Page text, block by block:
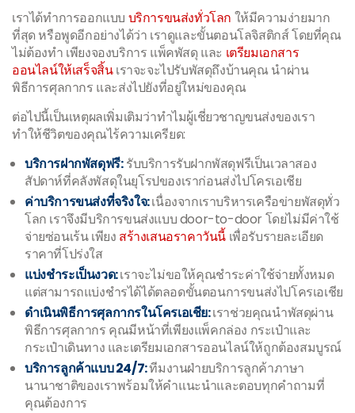
เราได้ทำการออกแบบ บริการขนส่งทั่วโลก ให้มีความง่ายมาก
ที่สุด หรือพูดอีกอย่างได้ว่า เราดูและขั้นตอนโลจิสติกส์ โดยที่คุณ
ไม่ต้องทำ เพียงจองบริการ แพ็คพัสดุ และ เตรียมเอกสาร
ออนไลน์ให้เสร็จสิ้นเราจะจะไปรับพัสดุถึงบ้านคุณ นำผ่าน
พิธีการศุลกากร และส่งไปยังที่อยู่ใหม่ของคุณ
ต่อไปนี้เป็นเหตุผลเพิ่มเติมว่าทำไมผู้เชี่ยวชาญขนส่งของเรา
ทำให้ชีวิตของคุณไร้ความเครียด:
บริการฝากพัสดุฟรี:รับบริการรับฝากพัสดุฟรีเป็นเวลาสอง
สัปดาห์ที่คลังพัสดุในยุโรปของเราก่อนส่งไปโครเอเชีย
ค่าบริการขนส่งที่จริงใจ:เนื่องจากเราบริหารเครือข่ายพัสดุทั่ว
โลก เราจึงมีบริการขนส่งแบบ door-to-door โดยไม่มีค่าใช้
จ่ายซ่อนเร้น เพียง สร้างเสนอราคาวันนี้ เพื่อรับรายละเอียด
ราคาที่โปร่งใส
แบ่งชำระเป็นงวด:เราจะไม่ขอให้คุณชำระค่าใช้จ่ายทั้งหมด
แต่สามารถแบ่งชำรได้ได้ตลอดขั้นตอนการขนส่งไปโครเอเชีย
ดำเนินพิธีการศุลกากรในโครเอเชีย:เราช่วยคุณนำพัสดุผ่าน
พิธีการศุลกากร คุณมีหน้าที่เพียงแพ็คกล่อง กระเป๋าและ
กระเป๋าเดินทาง และเตรียมเอกสารออนไลน์ให้ถูกต้องสมบูรณ์
บริการลูกค้าแบบ 24/7:ทีมงานฝ่ายบริการลูกค้าภาษา
นานาชาติของเราพร้อมให้คำแนะนำและตอบทุกคำถามที่
คุณต้องการ